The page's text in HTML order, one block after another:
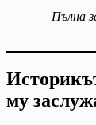
Пълна
му